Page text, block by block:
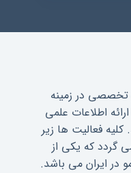
تخصصی در زمینه
اطلاعات علمی
فعالیت ها زیر
گردد که یکی از
در ایران می باشد.